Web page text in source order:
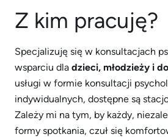
Z kim pracuję?
Specjalizuję się w konsultacjach
wsparciu dla dzieci, młodzieży i
usługi w formie konsultacji
indywidualnych, dostępne są
Zależy mi na tym, by każdy,
formy spotkania, czuł się